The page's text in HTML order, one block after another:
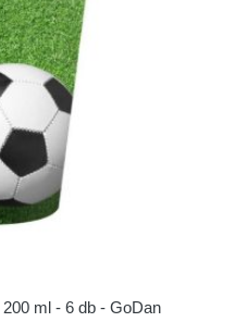
ml - 6 db - GoDan